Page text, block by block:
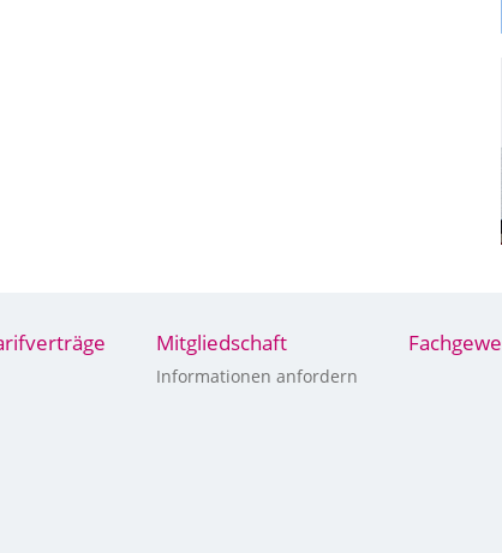
Mitgliedschaft
Informationen anfordern